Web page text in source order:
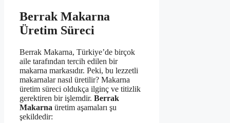
Berrak Makarna
Üretim Süreci
Berrak Makarna, Türkiye’de birçok
aile tarafından tercih edilen bir
makarna markasıdır. Peki, bu lezzetli
makarnalar nasıl üretilir? Makarna
üretim süreci oldukça ilginç ve titizlik
gerektiren bir işlemdir. Berrak
Makarna üretim aşamaları şu
şekildedir: